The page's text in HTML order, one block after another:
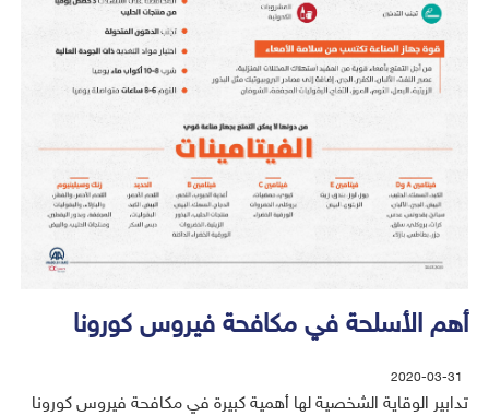
أهم الأسلحة في مكافحة فيروس كورونا
2020-03-31
تدابير الوقاية الشخصية لها أهمية كبيرة في مكافحة فيروس كورونا